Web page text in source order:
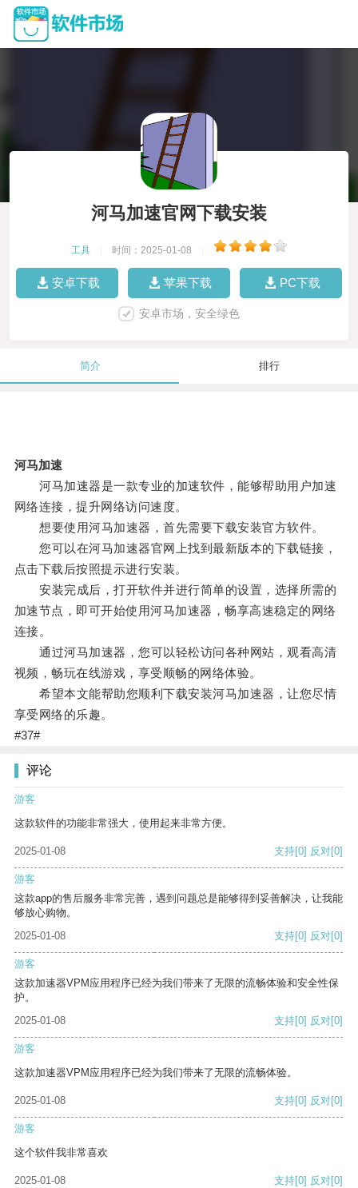
河马加速官网下载安装
工具 时间：2025-01-08
安卓下载 苹果下载 PC下载
安卓市场，安全绿色
简介 排行
河马加速
河马加速器是一款专业的加速软件，能够帮助用户加速
网络连接，提升网络访问速度。
想要使用河马加速器，首先需要下载安装官方软件。
您可以在河马加速器官网上找到最新版本的下载链接，
点击下载后按照提示进行安装。
安装完成后，打开软件并进行简单的设置，选择所需的
加速节点，即可开始使用河马加速器，畅享高速稳定的网络
连接。
通过河马加速器，您可以轻松访问各种网站，观看高清
视频，畅玩在线游戏，享受顺畅的网络体验。
希望本文能帮助您顺利下载安装河马加速器，让您尽情
享受网络的乐趣。
#37#
评论
游客
这款软件的功能非常强大，使用起来非常方便。
2025-01-08 支持[0] 反对[0]
游客
这款app的售后服务非常完善，遇到问题总是能够得到妥善解决，让我能
够放心购物。
2025-01-08
支持[0] 反对[0]
游客
这款加速器VPM应用程序已经为我们带来了无限的流畅体验和安全性保
护。
2025-01-08
支持[0] 反对[0]
游客
这款加速器VPM应用程序已经为我们带来了无限的流畅体验。
2025-01-08 支持[0] 反对[0]
游客
这个软件我非常喜欢
2025-01-08 支持[0] 反对[0]